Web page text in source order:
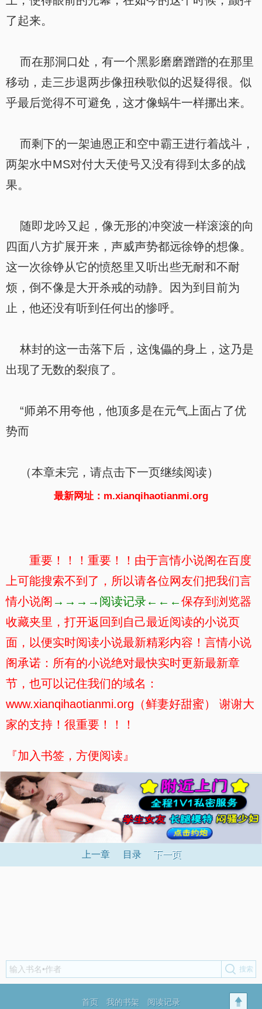
了起来。
而在那洞口处，有一个黑影磨磨蹭蹭的在那里
移动，走三步退两步像扭秧歌似的迟疑得很。似
乎最后觉得不可避免，这才像蜗牛一样挪出来。
而剩下的一架迪恩正和空中霸王进行着战斗，
两架水中MS对付大天使号又没有得到太多的战
果。
随即龙吟又起，像无形的冲突波一样滚滚的向
四面八方扩展开来，声威声势都远徐铮的想像。
这一次徐铮从它的愤怒里又听出些无耐和不耐
烦，倒不像是大开杀戒的动静。因为到目前为
止，他还没有听到任何出的惨呼。
林封的这一击落下后，这傀儡的身上，这乃是
出现了无数的裂痕了。
“师弟不用夸他，他顶多是在元气上面占了优
势而
（本章未完，请点击下一页继续阅读）
最新网址：m.xianqihaotianmi.org
重要！！！重要！！由于言情小说阁在百度
上可能搜索不到了，所以请各位网友们把我们言
情小说阁 →→→→阅读记录←←←保存到浏览器
收藏夹里，打开返回到自己最近阅读的小说页
面，以便实时阅读小说最新精彩内容！言情小说
阁承诺：所有的小说绝对最快实时更新最新章
节，也可以记住我们的域名：
www.xianqihaotianmi.org（鲜妻好甜蜜） 谢谢大
家的支持！很重要！！！
『加入书签，方便阅读』
上一章 目录 下一页
首页 我的书架 阅读记录